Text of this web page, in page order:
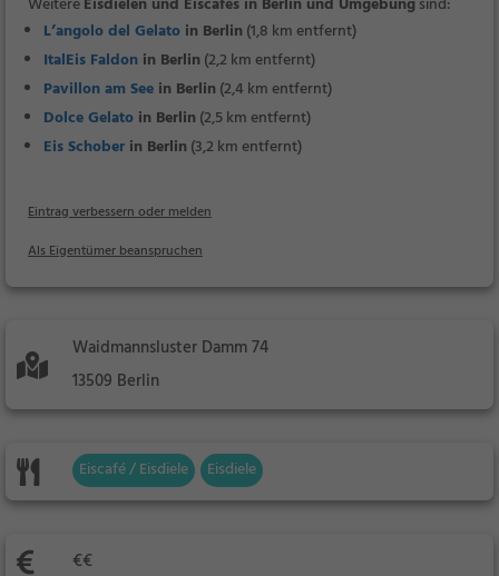
L’angolo del Gelato in Berlin (1,8 km entfernt)
ItalEis Faldon in Berlin (2,2 km entfernt)
Pavillon am See in Berlin (2,4 km entfernt)
Dolce Gelato in Berlin (2,5 km entfernt)
Eis Schober in Berlin (3,2 km entfernt)
Eintrag verbessern oder melden
Als Eigentümer beanspruchen
Waidmannsluster Damm 74
13509 Berlin
Eiscafé / Eisdiele Eisdiele
€€